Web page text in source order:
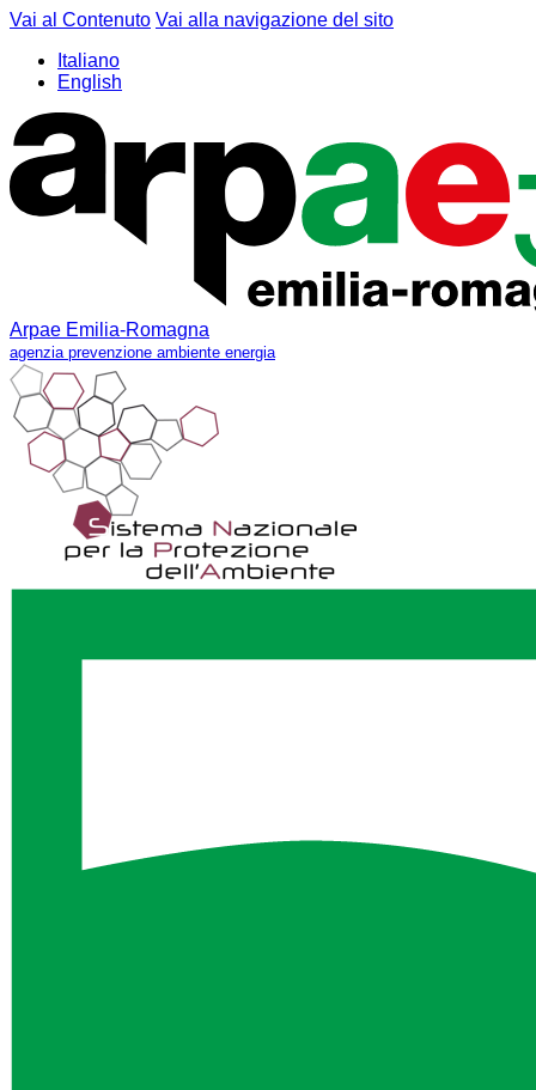
Vai al Contenuto Vai alla navigazione del sito
Italiano
English
Arpae Emilia-Romagna
agenzia prevenzione ambiente energia